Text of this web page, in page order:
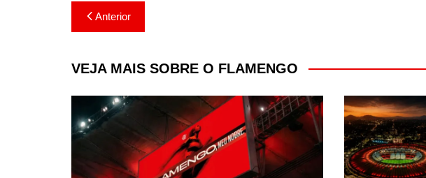
Navegação
de
Post
Anterior
VEJA MAIS SOBRE O FLAMENGO